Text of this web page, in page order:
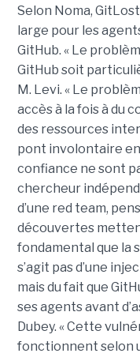
Selon Noma,
large pour les
GitHub. « Le
GitHub soit
M. Levi. « Le
accès à la fois à du
des ressources
pont involontaire
confiance ne sont
chercheur
d’une red team,
découvertes
fondamental que la
s’agit pas d’une
mais du fait que
ses agents avant
Dubey. « Cette
fonctionnent selon